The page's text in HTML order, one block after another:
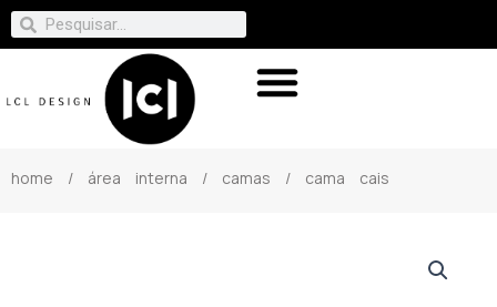
home / área interna / camas / cama cais